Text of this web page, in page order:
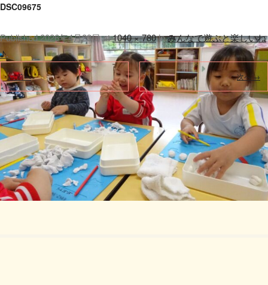
DSC09675
Published2026年4月23日at1040 × 780inみんなで遊ぶと楽しいね
♪.
← 前へ 次へ →